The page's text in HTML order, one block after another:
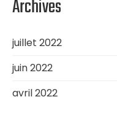
Archives
juillet 2022
juin 2022
avril 2022